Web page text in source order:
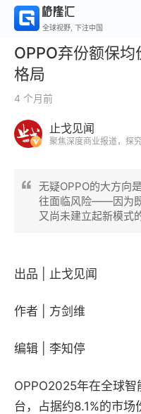
全球视野, 下注中国
OPPO弃份额保
格局
4 个月前
止戈见闻
聚焦深度商业报道，探
无疑OPPO的大方向
往面临风险——因为既
又尚未建立起新模式
出品 | 止戈见闻
作者 | 方剑维
编辑 | 李知停
OPPO2025年在全球智
台，占据约8.1%的市